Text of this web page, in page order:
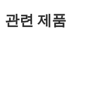
관련 제품